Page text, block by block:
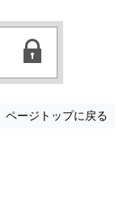
ページトップに戻る